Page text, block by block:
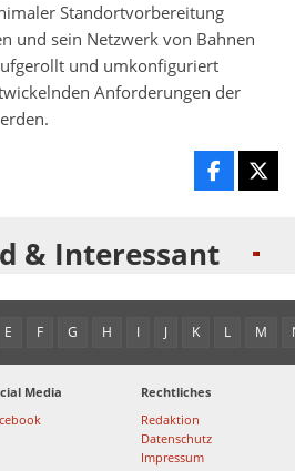
Standortvorbereitung
und sein Netzwerk von Bahnen
und umkonfiguriert
Anforderungen der
& Interessant
E F G H I J K L M
Media
Rechtliches
Redaktion
Datenschutz
Impressum